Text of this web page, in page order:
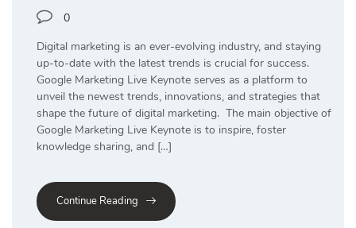
0
Digital marketing is an ever-evolving industry, and staying
up-to-date with the latest trends is crucial for success.
Google Marketing Live Keynote serves as a platform to
unveil the newest trends, innovations, and strategies that
shape the future of digital marketing. The main objective of
Google Marketing Live Keynote is to inspire, foster
knowledge sharing, and […]
Continue Reading